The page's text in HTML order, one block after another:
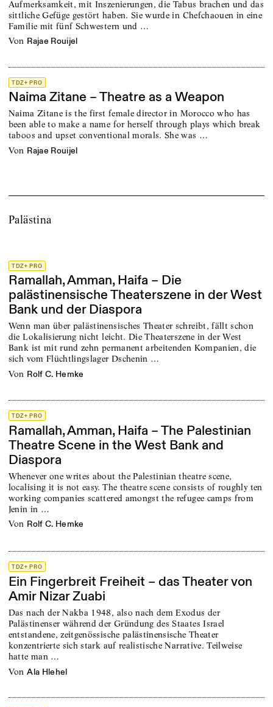
Aufmerksamkeit, mit Inszenierungen, die Tabus brachen und das
sittliche Gefüge gestört haben. Sie wurde in Chefchaouen in eine
Familie mit fünf Schwestern und …
von Rajae Rouijel
TDZ+ PRO
Naima Zitane – Theatre as a Weapon
Naima Zitane is the first female director in Morocco who has
been able to make a name for herself through plays which break
taboos and upset conventional morals. She was …
von Rajae Rouijel
Palästina
TDZ+ PRO
Ramallah, Amman, Haifa – Die
palästinensische Theaterszene in der West
Bank und der Diaspora
Wenn man über palästinensisches Theater schreibt, fällt schon
die Loka­lisierung nicht leicht. Die Theaterszene in der West
Bank ist mit rund zehn permanent arbeitenden Kompanien, die
sich vom Flüchtlingslager Dschenin …
von Rolf C. Hemke
TDZ+ PRO
Ramallah, Amman, Haifa – The Palestinian
Theatre Scene in the West Bank and
Diaspora
Whenever one writes about the Palestinian theatre scene,
localising it is not easy. The theatre scene consists of roughly ten
working companies scattered amongst the refugee camps from
Jenin in …
von Rolf C. Hemke
TDZ+ PRO
Ein Fingerbreit Freiheit – das Theater von
Amir Nizar Zuabi
Das nach der Nakba 1948, also nach dem Exodus der
Palästinenser während der Gründung des Staates Israel
entstandene, zeitgenössische palästinensische Theater
konzentrierte sich stark auf realistische Narrative. Teilweise
hatte man …
von Ala Hlehel